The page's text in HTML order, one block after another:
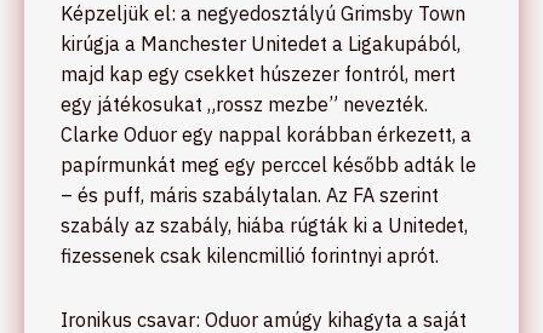
Képzeljük el: a negyedosztályú Grimsby Town
kirúgja a Manchester Unitedet a Ligakupából,
majd kap egy csekket húszezer fontról, mert
egy játékosukat „rossz mezbe” nevezték.
Clarke Oduor egy nappal korábban érkezett, a
papírmunkát meg egy perccel később adták le
– és puff, máris szabálytalan. Az FA szerint
szabály az szabály, hiába rúgták ki a Unitedet,
fizessenek csak kilencmillió forintnyi aprót.
Ironikus csavar: Oduor amúgy kihagyta a saját